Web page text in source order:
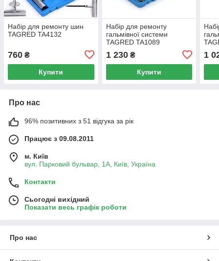
Набір для ремонту шин
TAGRED TA4132
760 ₴
Купити
Набір для ремонту
гальмівної системи
TAGRED TA1089
1 230₴
Купити
1
Про нас
96% позитивних з 51 відгука за рік
Працює з 09.08.2011
м. Київ
вул. Парковий бульвар, 1А, Київ, Україна
Контакти
Сьогодні вихідний
Показати весь графік роботи
Про нас